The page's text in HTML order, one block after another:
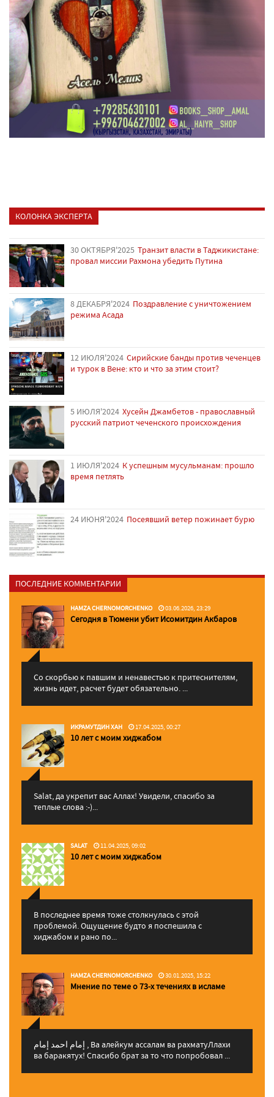
КОЛОНКА ЭКСПЕРТА
30 ОКТЯБРЯ'2025 Транзит власти в Таджикистане:
провал миссии Рахмона убедить Путина
8 ДЕКАБРЯ'2024 Поздравление с уничтожением
режима Асада
12 ИЮЛЯ'2024 Сирийские банды против чеченцев
и турок в Вене: кто и что за этим стоит?
5 ИЮЛЯ'2024 Хусейн Джамбетов - православный
русский патриот чеченского происхождения
1 ИЮЛЯ'2024 К успешным мусульманам: прошло
время петлять
24 ИЮНЯ'2024 Посеявший ветер пожинает бурю
ПОСЛЕДНИЕ КОММЕНТАРИИ
HAMZA CHERNOMORCHENKO 03.06.2026, 23:29
Сегодня в Тюмени убит Исомитдин Акбаров
Со скорбью к павшим и ненавестью к притеснителям,
жизнь идет, расчет будет обязательно. ...
ИКРАМУТДИН ХАН 17.04.2025, 00:27
10 лет с моим хиджабом
Salat, да укрепит вас Аллаx! Увидели, спасибо за
теплые слова :-)...
SALAT 11.04.2025, 09:02
10 лет с моим хиджабом
В последнее время тоже столкнулась с этой
проблемой. Ощущение будто я поспешила с
хиджабом и рано по...
HAMZA CHERNOMORCHENKO 30.01.2025, 15:22
Мнение по теме о 73-х течениях в исламе
إمام احمد إمام , Ва алейкум ассалам ва рахматуЛлахи
ва баракятух! Спасибо брат за то что попробовал ...